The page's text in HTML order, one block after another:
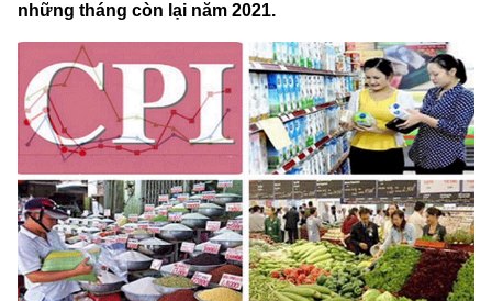
những tháng còn lại năm 2021.